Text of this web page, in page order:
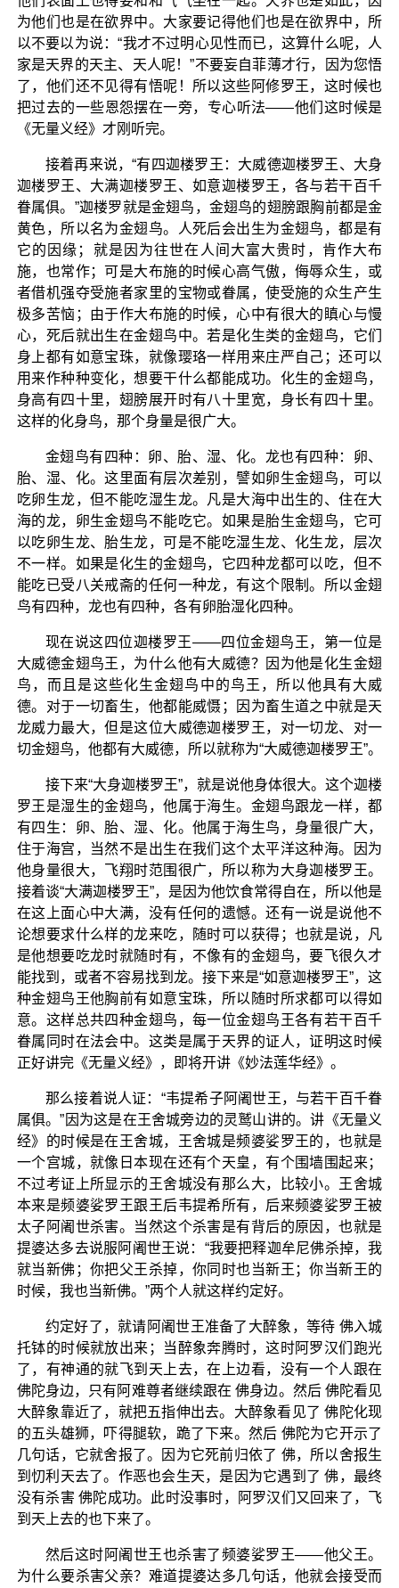
为他们也是在欲界中。大家要记得他们也是在欲界中，所
以不要以为说：“我才不过明心见性而已，这算什么呢，人
家是天界的天主、天人呢！”不要妄自菲薄才行，因为您悟
了，他们还不见得有悟呢！所以这些阿修罗王，这时候也
把过去的一些恩怨摆在一旁，专心听法——他们这时候是
《无量义经》才刚听完。
接着再来说，“有四迦楼罗王：大威德迦楼罗王、大身
迦楼罗王、大满迦楼罗王、如意迦楼罗王，各与若干百千
眷属俱。”迦楼罗就是金翅鸟，金翅鸟的翅膀跟胸前都是金
黄色，所以名为金翅鸟。人死后会出生为金翅鸟，都是有
它的因缘；就是因为往世在人间大富大贵时，肯作大布
施，也常作；可是大布施的时候心高气傲，侮辱众生，或
者借机强夺受施者家里的宝物或眷属，使受施的众生产生
极多苦恼；由于作大布施的时候，心中有很大的瞋心与慢
心，死后就出生在金翅鸟中。若是化生类的金翅鸟，它们
身上都有如意宝珠，就像璎珞一样用来庄严自己；还可以
用来作种种变化，想要干什么都能成功。化生的金翅鸟，
身高有四十里，翅膀展开时有八十里宽，身长有四十里。
这样的化身鸟，那个身量是很广大。
金翅鸟有四种：卵、胎、湿、化。龙也有四种：卵、
胎、湿、化。这里面有层次差别，譬如卵生金翅鸟，可以
吃卵生龙，但不能吃湿生龙。凡是大海中出生的、住在大
海的龙，卵生金翅鸟不能吃它。如果是胎生金翅鸟，它可
以吃卵生龙、胎生龙，可是不能吃湿生龙、化生龙，层次
不一样。如果是化生的金翅鸟，它四种龙都可以吃，但不
能吃已受八关戒斋的任何一种龙，有这个限制。所以金翅
鸟有四种，龙也有四种，各有卵胎湿化四种。
现在说这四位迦楼罗王——四位金翅鸟王，第一位是
大威德金翅鸟王，为什么他有大威德？因为他是化生金翅
鸟，而且是这些化生金翅鸟中的鸟王，所以他具有大威
德。对于一切畜生，他都能威慑；因为畜生道之中就是天
龙威力最大，但是这位大威德迦楼罗王，对一切龙、对一
切金翅鸟，他都有大威德，所以就称为“大威德迦楼罗王”。
接下来“大身迦楼罗王”，就是说他身体很大。这个迦楼
罗王是湿生的金翅鸟，他属于海生。金翅鸟跟龙一样，都
有四生：卵、胎、湿、化。他属于海生鸟，身量很广大，
住于海宫，当然不是出生在我们这个太平洋这种海。因为
他身量很大，飞翔时范围很广，所以称为大身迦楼罗王。
接着谈“大满迦楼罗王”，是因为他饮食常得自在，所以他是
在这上面心中大满，没有任何的遗憾。还有一说是说他不
论想要求什么样的龙来吃，随时可以获得；也就是说，凡
是他想要吃龙时就随时有，不像有的金翅鸟，要飞很久才
能找到，或者不容易找到龙。接下来是“如意迦楼罗王”，这
种金翅鸟王他胸前有如意宝珠，所以随时所求都可以得如
意。这样总共四种金翅鸟，每一位金翅鸟王各有若干百千
眷属同时在法会中。这类是属于天界的证人，证明这时候
正好讲完《无量义经》，即将开讲《妙法莲华经》。
那么接着说人证：“韦提希子阿阇世王，与若干百千眷
属俱。”因为这是在王舍城旁边的灵鹫山讲的。讲《无量义
经》的时候是在王舍城，王舍城是频婆娑罗王的，也就是
一个宫城，就像日本现在还有个天皇，有个围墙围起来；
不过考证上所显示的王舍城没有那么大，比较小。王舍城
本来是频婆娑罗王跟王后韦提希所有，后来频婆娑罗王被
太子阿阇世杀害。当然这个杀害是有背后的原因，也就是
提婆达多去说服阿阇世王说：“我要把释迦牟尼佛杀掉，我
就当新佛；你把父王杀掉，你同时也当新王；你当新王的
时候，我也当新佛。”两个人就这样约定好。
约定好了，就请阿阇世王准备了大醉象，等待 佛入城
托钵的时候就放出来；当醉象奔腾时，这时阿罗汉们跑光
了，有神通的就飞到天上去，在上边看，没有一个人跟在
佛陀身边，只有阿难尊者继续跟在 佛身边。然后 佛陀看见
大醉象靠近了，就把五指伸出去。大醉象看见了 佛陀化现
的五头雄狮，吓得腿软，跪了下来。然后 佛陀为它开示了
几句话，它就舍报了。因为它死前归依了 佛，所以舍报生
到忉利天去了。作恶也会生天，是因为它遇到了 佛，最终
没有杀害 佛陀成功。此时没事时，阿罗汉们又回来了，飞
到天上去的也下来了。
然后这时阿阇世王也杀害了频婆娑罗王——他父王。
为什么要杀害父亲？难道提婆达多几句话，他就会接受而